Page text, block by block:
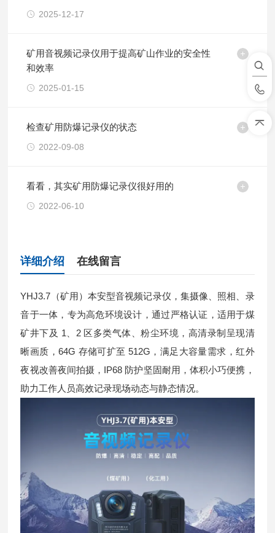
2025-12-17
矿用音视频记录仪用于提高矿山作业的安全性
和效率
2025-01-15
检查矿用防爆记录仪的状态
2022-09-08
看看，其实矿用防爆记录仪很好用的
2022-06-10
详细介绍 在线留言
YHJ3.7（矿用）本安型音视频记录仪，集摄像、照相、录
音于一体，专为高危环境设计，通过严格认证，适用于煤
矿井下及 1、2 区多类气体、粉尘环境，高清录制呈现清
晰画质，64G 存储可扩至 512G，满足大容量需求，红外
夜视改善夜间拍摄，IP68 防护坚固耐用，体积小巧便携，
助力工作人员高效记录现场动态与静态情况。